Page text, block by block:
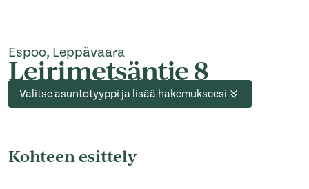
Espoo, Leppävaara
Leirimetsäntie 8
Valitse asuntotyyppi ja lisää hakemukseesi
Kohteen esittely